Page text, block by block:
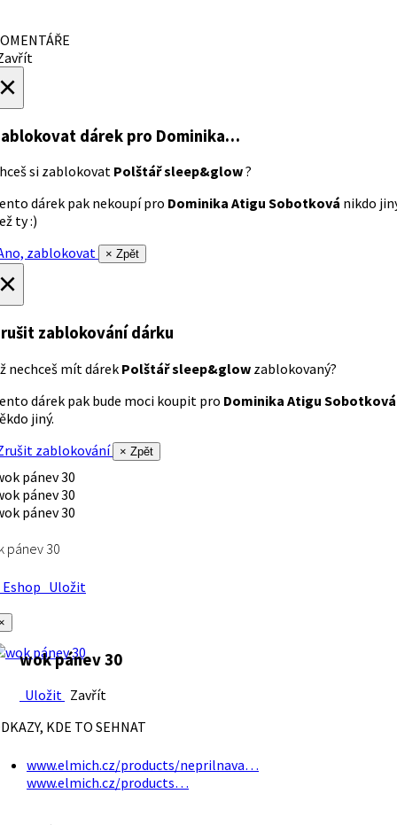
dárek pro Dominika…
si zablokovat Polštář sleep&glow?
dárek pak nekoupí pro Dominika Atigu Sobotková nikdo
ty :)
zablokovat
× Zpět
zablokování dárku
nechceš mít dárek Polštář sleep&glow zablokovaný?
dárek pak bude moci koupit pro Dominika Atigu Sobotková
jiný.
zablokování
× Zpět
pánev 30
Uložit
wok pánev 30
Uložit Zavřít
KDE TO SEHNAT
www.elmich.cz/products/neprilnava…
www.elmich.cz/products…